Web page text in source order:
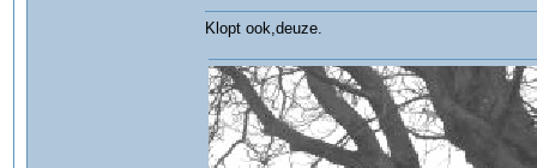
Klopt ook,deuze.